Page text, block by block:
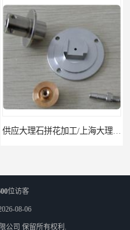
供应大理石拼花加工/上海大理石拼花
位访客
08-06
公司 保留所有权利.